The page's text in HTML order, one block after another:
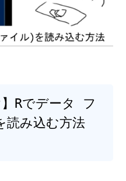
】Rでデータ フ
読み込む方法